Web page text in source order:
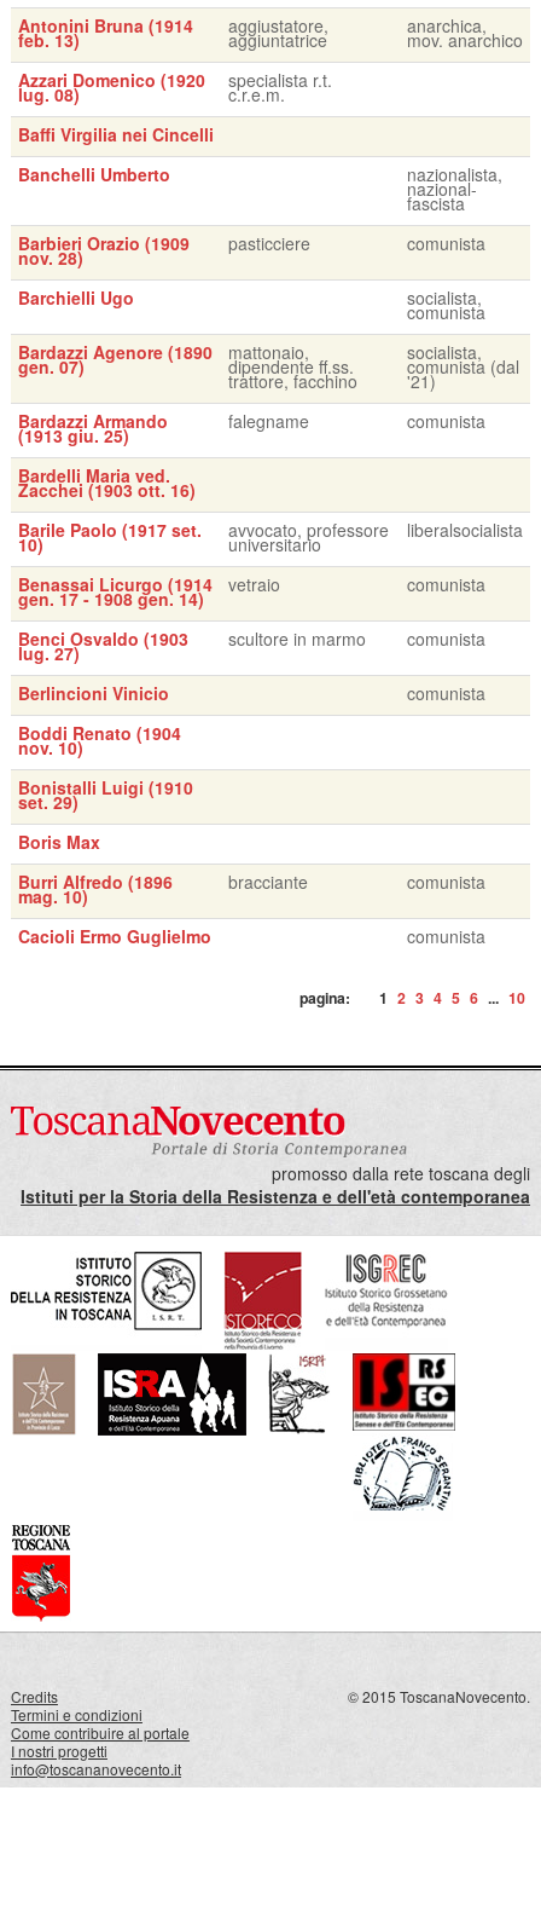
Antonini Bruna (1914
feb. 13)
aggiustatore,
aggiuntatrice
anarchica,
mov. anarchico
Azzari Domenico (1920
lug. 08)
specialista r.t.
c.r.e.m.
Baffi Virgilia nei Cincelli
Banchelli Umberto
nazionalista,
nazional-
fascista
Barbieri Orazio (1909
nov. 28)
pasticciere comunista
Barchielli Ugo socialista,
comunista
Bardazzi Agenore (1890
gen. 07)
mattonaio,
dipendente ff.ss.
trattore, facchino
socialista,
comunista (dal
'21)
Bardazzi Armando
(1913 giu. 25)
falegname comunista
Bardelli Maria ved.
Zacchei (1903 ott. 16)
Barile Paolo (1917 set.
10)
avvocato, professore
universitario
liberalsocialista
Benassai Licurgo (1914
gen. 17 - 1908 gen. 14)
vetraio comunista
Benci Osvaldo (1903
lug. 27)
scultore in marmo comunista
Berlincioni Vinicio
comunista
Boddi Renato (1904
nov. 10)
Bonistalli Luigi (1910
set. 29)
Boris Max
Burri Alfredo (1896
mag. 10)
bracciante comunista
Cacioli Ermo Guglielmo comunista
pagina: 1 2 3 4 5 6 ... 10
promosso dalla rete toscana degli
Istituti per la Storia della Resistenza e dell'età contemporanea
Credits
Termini e condizioni
Come contribuire al portale
I nostri progetti
info@toscananovecento.it
© 2015 ToscanaNovecento.